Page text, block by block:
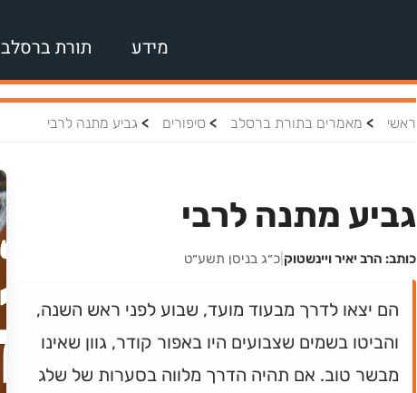
מידע תורת ברסלב
ראשי > מאמרים בתורת ברסלב > סיפורים > גביע מתנה לרבי
גביע מתנה לרבי
כותב: הרב יאיר ויינשטוק כ״ג בניסן תשע״ט
הם יצאו לדרך מבעוד מועד, שבוע לפני ראש השנה,
והביטו בשמים שצבועים היו באפור קודר, גוון שאינו
מבשר טוב. אם תהיה הדרך מלווה בסערות של שלג